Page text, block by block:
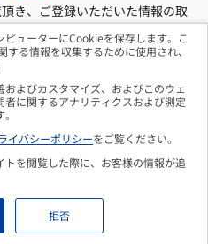
ューターにCookieを保存します。こ
る情報を収集するために使用され、
よびカスタマイズ、およびこのウェ
に関するアナリティクスおよび測定
イバシーポリシーをご覧ください。
トを閲覧した際に、お客様の情報が追
拒否
き、ご登録いただいた情報の取
うえ、フォームをご送信くださ
All Rights Reserved.
はこちら